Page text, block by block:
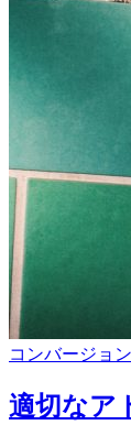
コンバージョ
適切なア